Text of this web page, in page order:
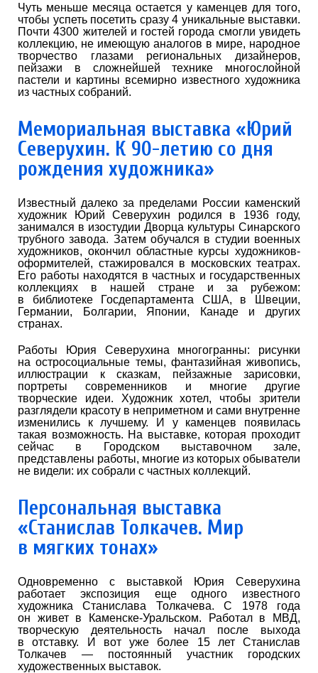
Чуть меньше месяца остается у каменцев для того,
чтобы успеть посетить сразу 4 уникальные выставки.
Почти 4300 жителей и гостей города смогли увидеть
коллекцию, не имеющую аналогов в мире, народное
творчество глазами региональных дизайнеров,
пейзажи в сложнейшей технике многослойной
пастели и картины всемирно известного художника
из частных собраний.
Мемориальная выставка «Юрий
Северухин. К 90-летию со дня
рождения художника»
Известный далеко за пределами России каменский
художник Юрий Северухин родился в 1936 году,
занимался в изостудии Дворца культуры Синарского
трубного завода. Затем обучался в студии военных
художников, окончил областные курсы художников-
оформителей, стажировался в московских театрах.
Его работы находятся в частных и государственных
коллекциях в нашей стране и за рубежом:
в библиотеке Госдепартамента США, в Швеции,
Германии, Болгарии, Японии, Канаде и других
странах.
Работы Юрия Северухина многогранны: рисунки
на остросоциальные темы, фантазийная живопись,
иллюстрации к сказкам, пейзажные зарисовки,
портреты современников и многие другие
творческие идеи. Художник хотел, чтобы зрители
разглядели красоту в неприметном и сами внутренне
изменились к лучшему. И у каменцев появилась
такая возможность. На выставке, которая проходит
сейчас в Городском выставочном зале,
представлены работы, многие из которых обыватели
не видели: их собрали с частных коллекций.
Персональная выставка
«Станислав Толкачев. Мир
в мягких тонах»
Одновременно с выставкой Юрия Северухина
работает экспозиция еще одного известного
художника Станислава Толкачева. С 1978 года
он живет в Каменске-Уральском. Работал в МВД,
творческую деятельность начал после выхода
в отставку. И вот уже более 15 лет Станислав
Толкачев — постоянный участник городских
художественных выставок.